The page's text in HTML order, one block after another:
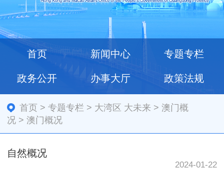
首页 新闻中心 专题专栏
政务公开 办事大厅 政策法规
首页 >专题专栏 > 大湾区 大未来 >澳门概
况 > 澳门概况
自然概况
2024-01-22